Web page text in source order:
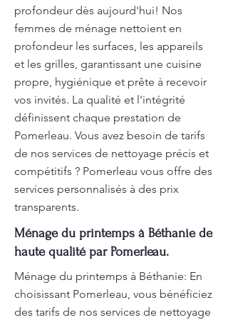
profondeur dès aujourd'hui! Nos
femmes de ménage nettoient en
profondeur les surfaces, les appareils
et les grilles, garantissant une cuisine
propre, hygiénique et prête à recevoir
vos invités. La qualité et l'intégrité
définissent chaque prestation de
Pomerleau. Vous avez besoin de tarifs
de nos services de nettoyage précis et
compétitifs ? Pomerleau vous offre des
services personnalisés à des prix
transparents.
Ménage du printemps à Béthanie de
haute qualité par Pomerleau.
Ménage du printemps à Béthanie: En
choisissant Pomerleau, vous bénéficiez
des tarifs de nos services de nettoyage